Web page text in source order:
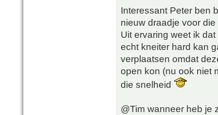
Interessant Peter ben
nieuw draadje voor
Uit ervaring weet ik
echt kneiter hard kan
verplaatsen omdat
open kon (nu ook niet
die snelheid
@Tim wanneer heb je